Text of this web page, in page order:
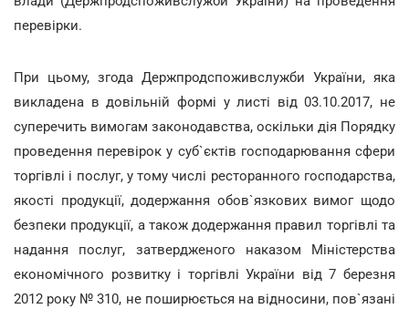
перевірки.
При цьому, згода Держпродспоживслужби України, яка
викладена в довільній формі у листі від 03.10.2017, не
суперечить вимогам законодавства, оскільки дія Порядку
проведення перевірок у суб`єктів господарювання сфери
торгівлі і послуг, у тому числі ресторанного господарства,
якості продукції, додержання обов`язкових вимог щодо
безпеки продукції, а також додержання правил торгівлі та
надання послуг, затвердженого наказом Міністерства
економічного розвитку і торгівлі України від 7 березня
2012 року № 310, не поширюється на відносини, пов`язані